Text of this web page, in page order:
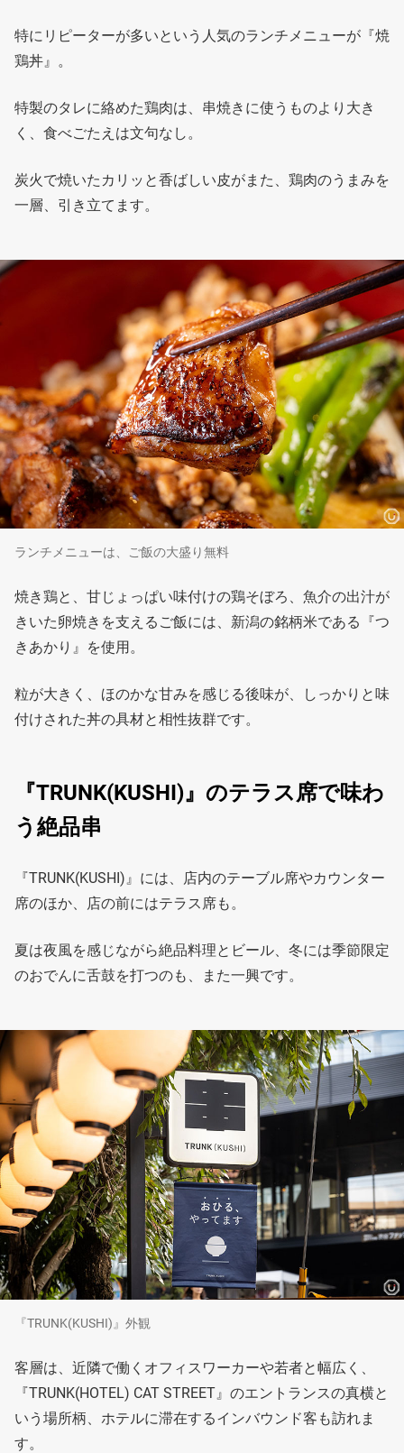
特にリピーターが多いという人気のランチメニューが『焼
鶏丼』。
特製のタレに絡めた鶏肉は、串焼きに使うものより大き
く、食べごたえは文句なし。
炭火で焼いたカリッと香ばしい皮がまた、鶏肉のうまみを
一層、引き立てます。
ランチメニューは、ご飯の⼤盛り無料
焼き鶏と、甘じょっぱい味付けの鶏そぼろ、魚介の出汁が
きいた卵焼きを支えるご飯には、新潟の銘柄米である『つ
きあかり』を使用。
粒が大きく、ほのかな甘みを感じる後味が、しっかりと味
付けされた丼の具材と相性抜群です。
『TRUNK(KUSHI)』のテラス席で味わ
う絶品串
『TRUNK(KUSHI)』には、店内のテーブル席やカウンター
席のほか、店の前にはテラス席も。
夏は夜風を感じながら絶品料理とビール、冬には季節限定
のおでんに舌鼓を打つのも、また一興です。
『TRUNK(KUSHI)』外観
客層は、近隣で働くオフィスワーカーや若者と幅広く、
『TRUNK(HOTEL) CAT STREET』のエントランスの真横と
いう場所柄、ホテルに滞在するインバウンド客も訪れま
す。